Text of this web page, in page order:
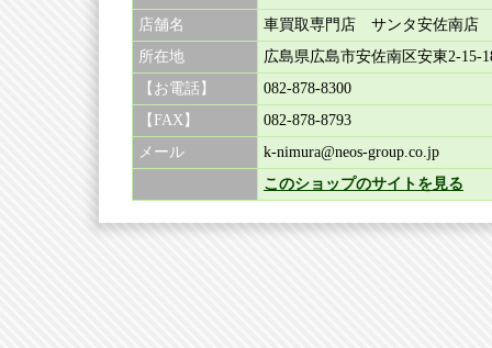
店舗名
車買取専門店 サンタ安佐南店
所在地
広島県広島市安佐南区安東2-15-
【お電話】
082-878-8300
【FAX】
082-878-8793
メール
k-nimura@neos-group.co.jp
このショップのサイトを見る